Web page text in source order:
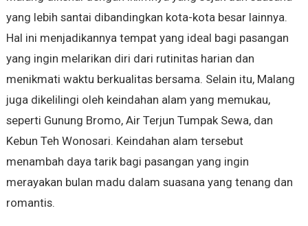
yang lebih santai dibandingkan kota-kota besar lainnya.
Hal ini menjadikannya tempat yang ideal bagi pasangan
yang ingin melarikan diri dari rutinitas harian dan
menikmati waktu berkualitas bersama. Selain itu, Malang
juga dikelilingi oleh keindahan alam yang memukau,
seperti Gunung Bromo, Air Terjun Tumpak Sewa, dan
Kebun Teh Wonosari. Keindahan alam tersebut
menambah daya tarik bagi pasangan yang ingin
merayakan bulan madu dalam suasana yang tenang dan
romantis.